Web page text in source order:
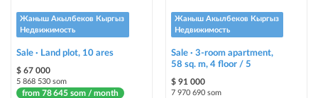
Stickers
and help sell it faster
Жаныш Акылбеков Кыргыз
Недвижимость
Sale · Land plot, 10 ares
$ 67 000
5 868 530 som
from 78 645 som / month
Жаныш Акылбеков Кыргыз
Недвижимость
Sale · 3-room apartment,
58 sq. m, 4 floor / 5
$ 91 000
7 970 690 som